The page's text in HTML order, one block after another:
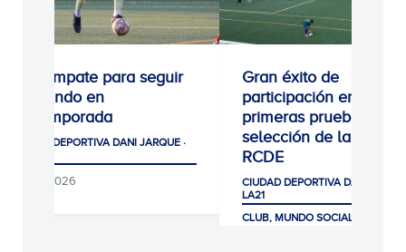
0-0: Empate para seguir
creciendo en
pretemporada
CIUDAD DEPORTIVA DANI JARQUE ·
08/08/2026
Gran éxito de
participación en las
primeras pruebas de
selección de la Escola
RCDE
CIUDAD DEPORTIVA DANI
LA21
CLUB, MUNDO SOCIAL Y